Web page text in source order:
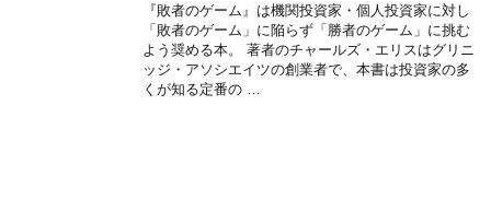
『敗者のゲーム』は機関投資家・個人投資家に対し
「敗者のゲーム」に陥らず「勝者のゲーム」に挑む
よう奨める本。 著者のチャールズ・エリスはグリニ
ッジ・アソシエイツの創業者で、本書は投資家の多
くが知る定番の …